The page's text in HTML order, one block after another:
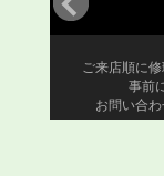
ご来店順に
事前
お問い合